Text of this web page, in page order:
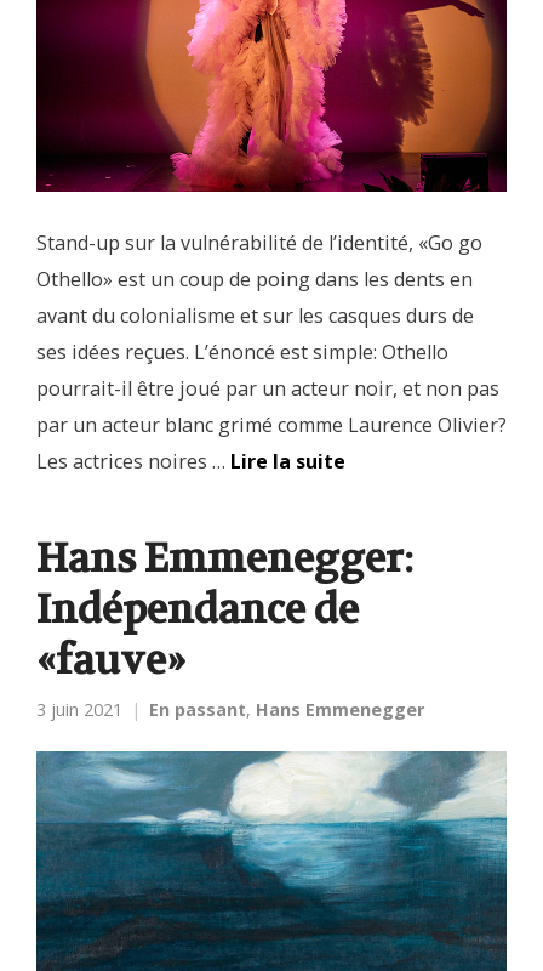
Stand-up sur la vulnérabilité de l’identité, «Go go
Othello» est un coup de poing dans les dents en
avant du colonialisme et sur les casques durs de
ses idées reçues. L’énoncé est simple: Othello
pourrait-il être joué par un acteur noir, et non pas
par un acteur blanc grimé comme Laurence Olivier?
Les actrices noires … Lire la suite
Hans Emmenegger:
Indépendance de
«fauve»
3 juin 2021 En passant, Hans Emmenegger